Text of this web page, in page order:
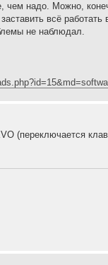
надо. Можно,
всё
не наблюдал.
(переключается